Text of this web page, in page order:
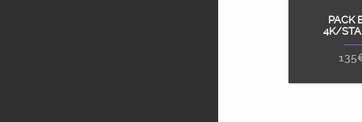
PACK
4K/
135